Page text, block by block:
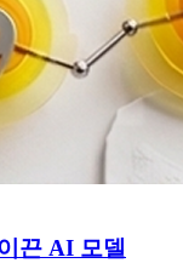
끈 AI 모델